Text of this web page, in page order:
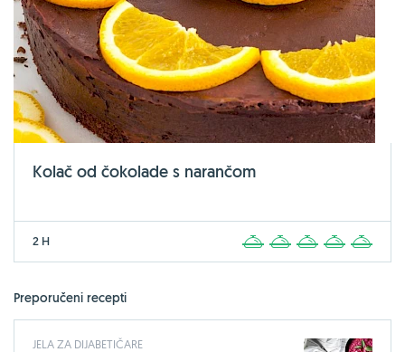
Kolač od čokolade s narančom
2 H 2 3 4
Preporučeni recepti
JELA ZA DIJABETIČARE